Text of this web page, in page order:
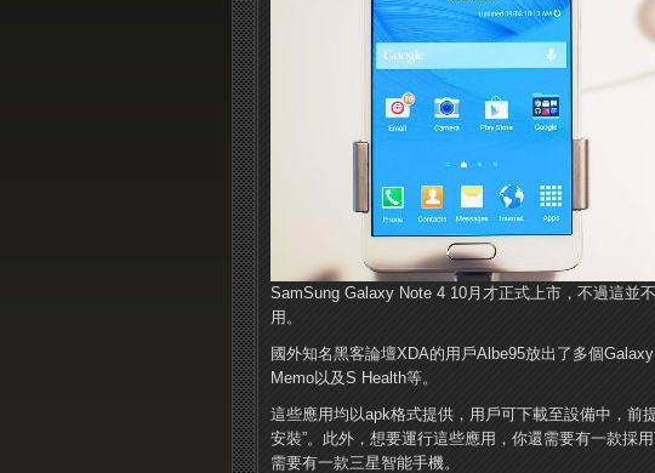
SamSung Galaxy Note 4 10月才正式上市，不過這並
用。
國外知名黑客論壇XDA的用戶Albe95放出了多個
Memo以及S Health等。
這些應用均以apk格式提供，用戶可下載至設備中，前
安裝”。此外，想要運行這些應用，你還需要有一款採
需要有一款三星智能手機。